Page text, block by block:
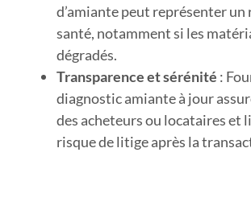
d’amiante peut représenter un
santé, notamment si les
dégradés.
Transparence et sérénité :
diagnostic amiante à jour
des acheteurs ou locataires et
risque de litige après la